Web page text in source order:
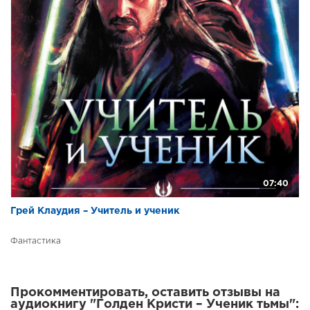
07:40
Грей Клаудия – Учитель и ученик
Фантастика
Прокомментировать, оставить отзывы на
аудиокнигу "Голден Кристи – Ученик тьмы":